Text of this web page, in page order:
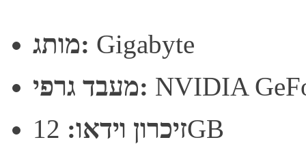
מותג: Gigabyte
מעבד גרפי: NVIDIA
זיכרון וידאו:12GB